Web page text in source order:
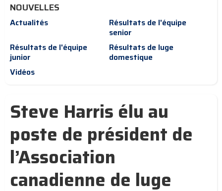
NOUVELLES
Actualités
Résultats de l'équipe
senior
Résultats de l'équipe
junior
Résultats de luge
domestique
Vidéos
Steve Harris élu au
poste de président de
l’Association
canadienne de luge